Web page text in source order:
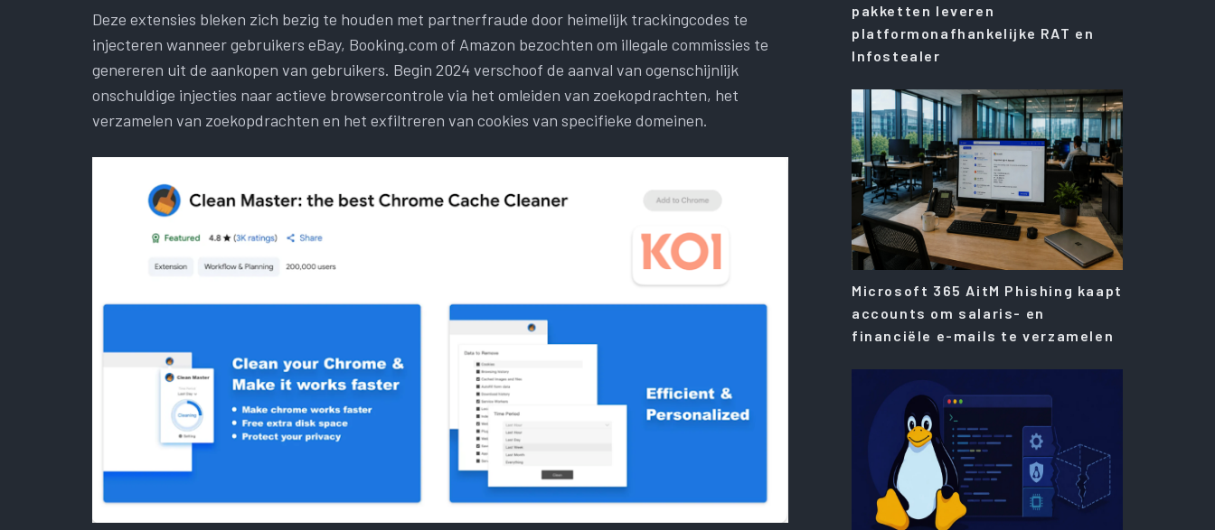
Deze extensies bleken zich bezig te houden met partnerfraude door heimelijk trackingcodes te
injecteren wanneer gebruikers eBay, Booking.com of Amazon bezochten om illegale commissies te
genereren uit de aankopen van gebruikers. Begin 2024 verschoof de aanval van ogenschijnlijk
onschuldige injecties naar actieve browsercontrole via het omleiden van zoekopdrachten, het
verzamelen van zoekopdrachten en het exfiltreren van cookies van specifieke domeinen.
pakketten leveren
platformonafhankelijke RAT en
Infostealer
Microsoft 365 AitM Phishing kaapt
accounts om salaris- en
financiële e-mails te verzamelen